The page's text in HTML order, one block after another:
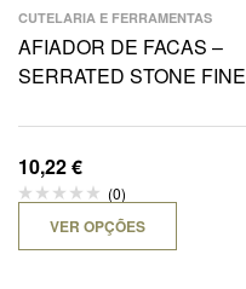
CUTELARIA E FERRAMENTAS
AFIADOR DE FACAS –
SERRATED STONE FINE
10,22€
(0)
VER OPÇÕES